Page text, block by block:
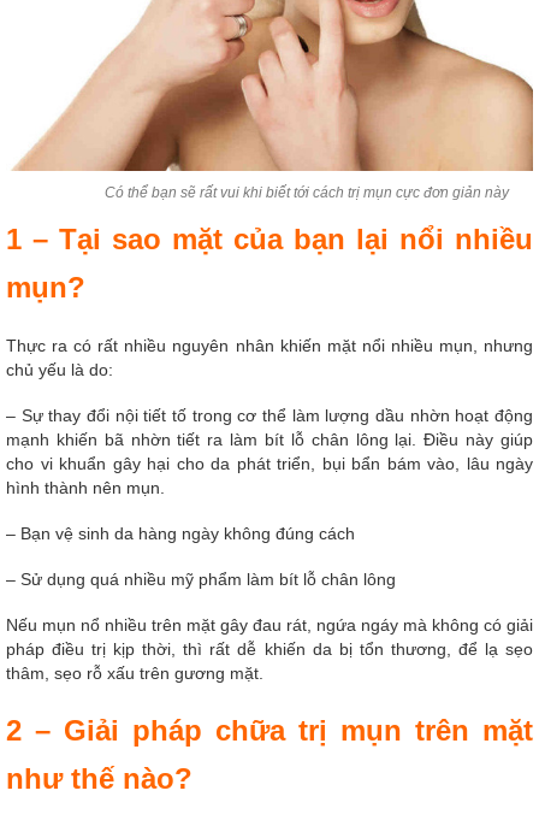
Có thể bạn sẽ rất vui khi biết tới cách trị mụn cực đơn giản này
1 – Tại sao mặt của bạn lại nổi nhiều
mụn?
Thực ra có rất nhiều nguyên nhân khiến mặt nổi nhiều mụn, nhưng
chủ yếu là do:
– Sự thay đổi nội tiết tố trong cơ thể làm lượng dầu nhờn hoạt động
mạnh khiến bã nhờn tiết ra làm bít lỗ chân lông lại. Điều này giúp
cho vi khuẩn gây hại cho da phát triển, bụi bẩn bám vào, lâu ngày
hình thành nên mụn.
– Bạn vệ sinh da hàng ngày không đúng cách
– Sử dụng quá nhiều mỹ phẩm làm bít lỗ chân lông
Nếu mụn nổ nhiều trên mặt gây đau rát, ngứa ngáy mà không có giải
pháp điều trị kịp thời, thì rất dễ khiến da bị tổn thương, để lạ sẹo
thâm, sẹo rỗ xấu trên gương mặt.
2 – Giải pháp chữa trị mụn trên mặt
như thế nào?